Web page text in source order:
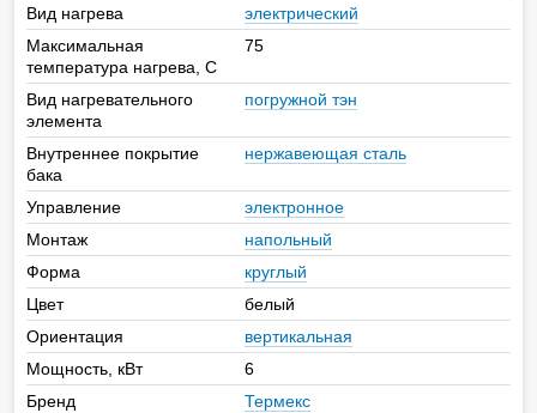
Вид нагрева
электрический
Максимальная
температура нагрева, С
75
Вид нагревательного
элемента
погружной тэн
Внутреннее покрытие
бака
нержавеющая сталь
Управление
электронное
Монтаж
напольный
Форма
круглый
Цвет
белый
Ориентация
вертикальная
Мощность, кВт
6
Бренд
Термекс